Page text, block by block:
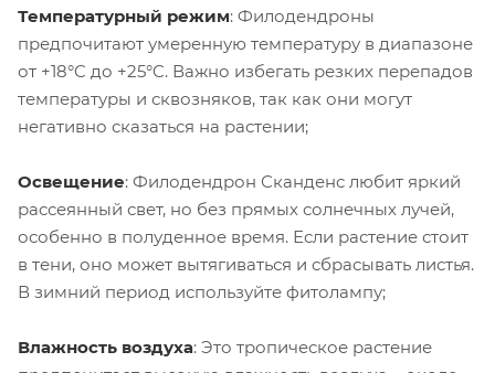
Температурный режим: Филодендроны
предпочитают умеренную температуру в диапазоне
от +18°C до +25°C. Важно избегать резких перепадов
температуры и сквозняков, так как они могут
негативно сказаться на растении;
Освещение: Филодендрон Сканденс любит яркий
рассеянный свет, но без прямых солнечных лучей,
особенно в полуденное время. Если растение стоит
в тени, оно может вытягиваться и сбрасывать листья.
В зимний период используйте фитолампу;
Влажность воздуха: Это тропическое растение